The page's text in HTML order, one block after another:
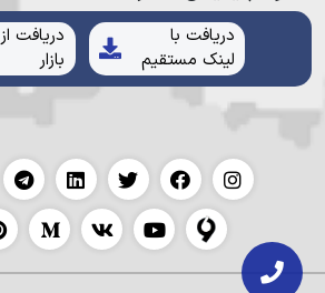
دریافت با
لینک مستقیم
دریافت از
بازار